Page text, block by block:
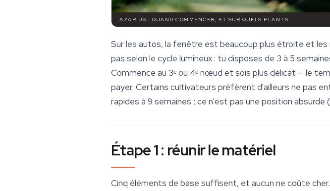
AZARIUS · QUAND COMMENCER, ET SUR QUELS PLANTS
Sur les autos, la fenêtre est beaucoup plus étroite et
pas selon le cycle lumineux : tu disposes de 3 à 5
Commence au 3ᵉ ou 4ᵉ nœud et sois plus délicat — le
payer. Certains cultivateurs préfèrent d'ailleurs ne pas
rapides à 9 semaines ; ce n'est pas une position absurde
Étape 1 : réunir le matériel
Cinq éléments de base suffisent, et aucun ne coûte